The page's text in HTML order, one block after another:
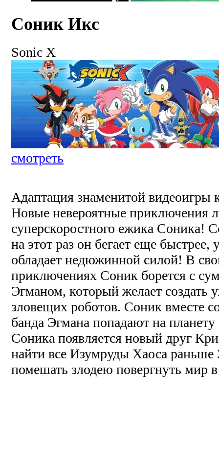
Соник Икс
Sonic X
смотреть
Адаптация знаменитой видеоигры
Новые невероятные приключения
суперскоростного ежика Соника!
на этот раз он бегает еще быстрее,
обладает недюжинной силой! В
приключениях Соник борется с
Эгманом, который желает
зловещих роботов. Соник вместе
банда Эгмана попадают на
Соника появляется новый друг
найти все Изумруды Хаоса раньше
помешать злодею повергнуть мир